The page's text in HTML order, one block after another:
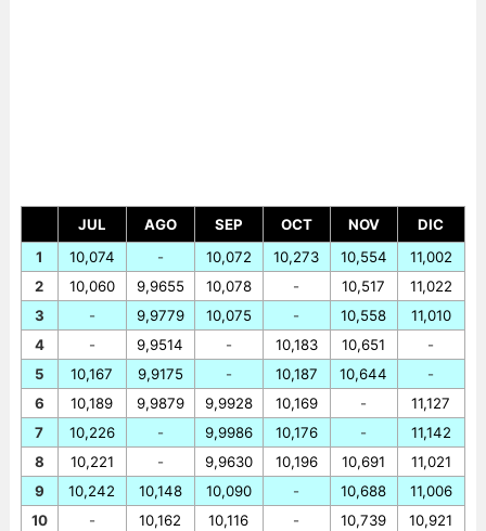
JUL AGO SEP OCT NOV
DIC
1
2
3
4
5
6
7
8
9
10
10,074
10,060
-
-
10,167
10,189
10,226
10,221
10,242
-
-
9,9655
9,9779
9,9514
9,9175
9,9879
-
-
10,148
10,162
10,072
10,078
10,075
-
-
9,9928
9,9986
9,9630
10,090
10,116
10,273
-
-
10,183
10,187
10,169
10,176
10,196
-
-
10,554
10,517
10,558
10,651
10,644
-
-
10,691
10,688
10,739
11,002
11,022
11,010
-
-
11,127
11,142
11,021
11,006
10,921